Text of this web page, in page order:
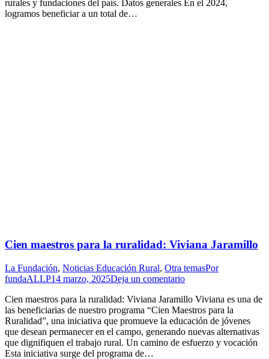
rurales y fundaciones del país. Datos generales En el 2024,
logramos beneficiar a un total de…
Cien maestros para la ruralidad: Viviana Jaramillo
La Fundación, Noticias Educación Rural, Otra temasPor
fundaALLP14 marzo, 2025Deja un comentario
Cien maestros para la ruralidad: Viviana Jaramillo Viviana es una de
las beneficiarias de nuestro programa “Cien Maestros para la
Ruralidad”, una iniciativa que promueve la educación de jóvenes
que desean permanecer en el campo, generando nuevas alternativas
que dignifiquen el trabajo rural. Un camino de esfuerzo y vocación
Esta iniciativa surge del programa de…